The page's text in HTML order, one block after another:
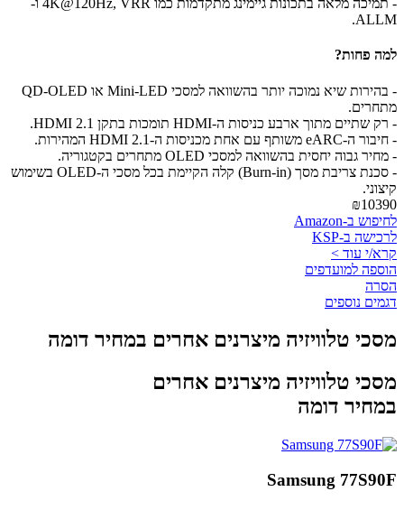
- תמיכה מלאה בתכונות גיימינג מתקדמות כמו 4K@120Hz, VRR ו-
ALLM.
למה פחות?
- בהירות שיא נמוכה יותר בהשוואה למסכי Mini-LED או QD-OLED
מתחרים.
- רק שתיים מתוך ארבע כניסות ה-HDMI תומכות בתקן HDMI 2.1.
- חיבור ה-eARC משותף עם אחת מכניסות ה-HDMI 2.1 המהירות.
- מחיר גבוה יחסית בהשוואה למסכי OLED מתחרים בקטגוריה.
- סכנת צריבת מסך (Burn-in) קלה הקיימת בכל מסכי ה-OLED בשימוש
קיצוני.
₪10390
לחיפוש ב-Amazon
לרכישה ב-KSP
קרא/י עוד >
הוספה למועדפים
הסרה
דגמים נוספים
מסכי טלוויזיה מיצרנים אחרים במחיר דומה
מסכי טלוויזיה מיצרנים אחרים
במחיר דומה
Samsung 77S90F